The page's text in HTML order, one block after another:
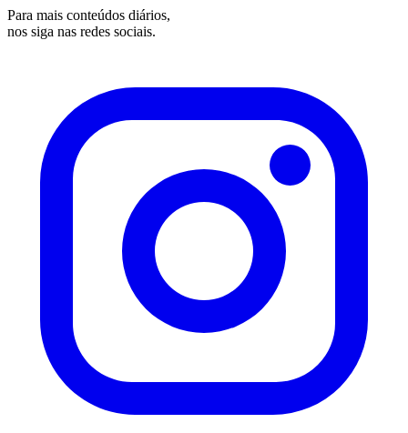
Para mais conteúdos diários,
nos siga nas redes sociais.